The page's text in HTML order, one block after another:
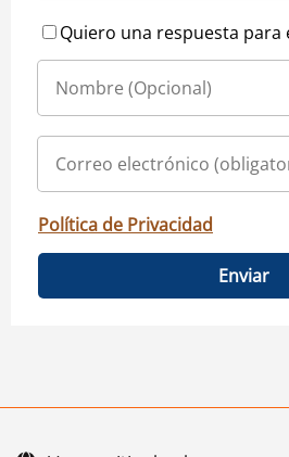
Quiero una respuesta para
Política de Privacidad
Enviar